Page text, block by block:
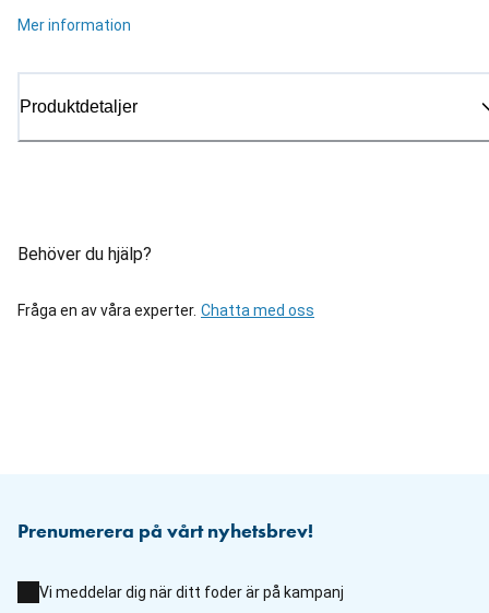
Mer information
Produktdetaljer
Behöver du hjälp?
Fråga en av våra experter. Chatta med oss
Prenumerera på vårt nyhetsbrev!
Vi meddelar dig när ditt foder är på kampanj